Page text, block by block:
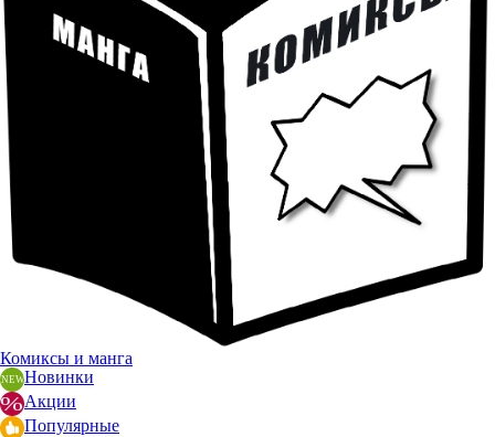
Комиксы и манга
Новинки
Акции
Популярные